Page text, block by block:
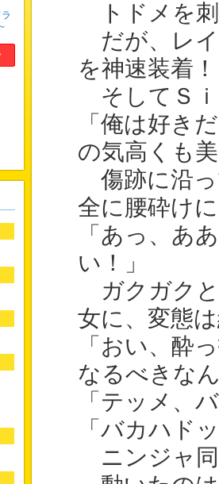
トドメを刺
だが、レイ
を神速装着！
そしてＳｉ
「俺は好き
の気高くも
傷跡に沿っ
全に腰砕け
「あっ、あ
い！」
ガクガクと
女に、変態
「おい、酔
なるべきな
「テッメ、
「バカハド
ニンジャ同